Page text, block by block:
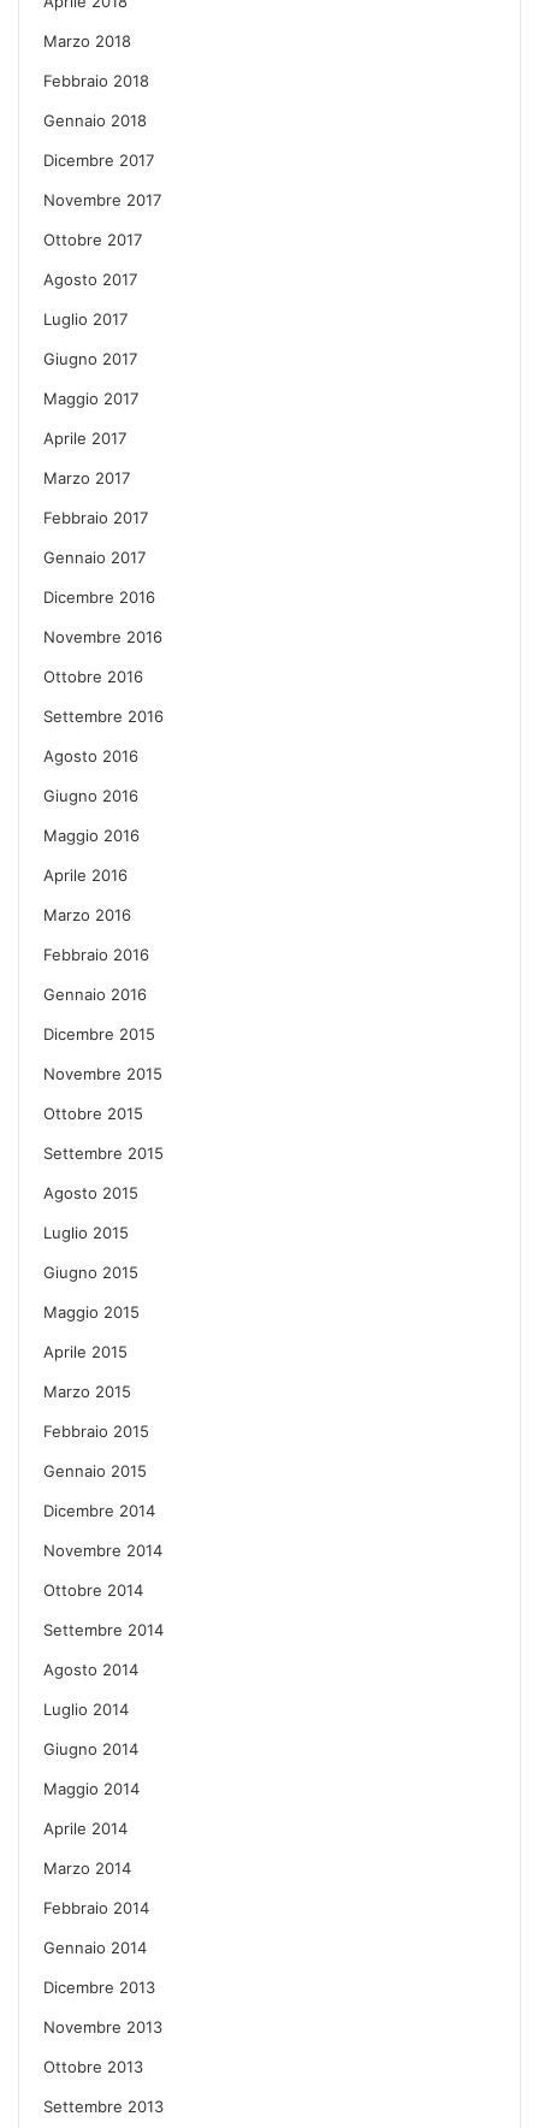
Marzo 2018
Febbraio 2018
Gennaio 2018
Dicembre 2017
Novembre 2017
Ottobre 2017
Agosto 2017
Luglio 2017
Giugno 2017
Maggio 2017
Aprile 2017
Marzo 2017
Febbraio 2017
Gennaio 2017
Dicembre 2016
Novembre 2016
Ottobre 2016
Settembre 2016
Agosto 2016
Giugno 2016
Maggio 2016
Aprile 2016
Marzo 2016
Febbraio 2016
Gennaio 2016
Dicembre 2015
Novembre 2015
Ottobre 2015
Settembre 2015
Agosto 2015
Luglio 2015
Giugno 2015
Maggio 2015
Aprile 2015
Marzo 2015
Febbraio 2015
Gennaio 2015
Dicembre 2014
Novembre 2014
Ottobre 2014
Settembre 2014
Agosto 2014
Luglio 2014
Giugno 2014
Maggio 2014
Aprile 2014
Marzo 2014
Febbraio 2014
Gennaio 2014
Dicembre 2013
Novembre 2013
Ottobre 2013
Settembre 2013